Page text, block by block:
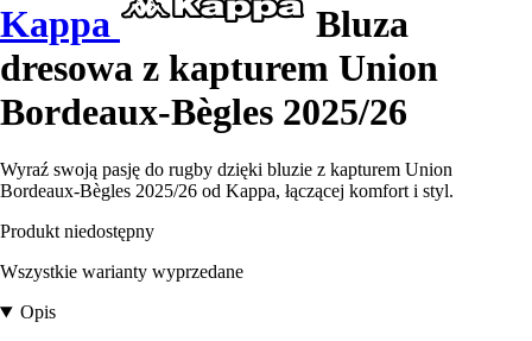
Kappa
Bluza
dresowa z kapturem Union
Bordeaux-Bègles 2025/26
Wyraź swoją pasję do rugby dzięki bluzie z kapturem Union
Bordeaux-Bègles 2025/26 od Kappa, łączącej komfort i styl.
Produkt niedostępny
Wszystkie warianty wyprzedane
Opis